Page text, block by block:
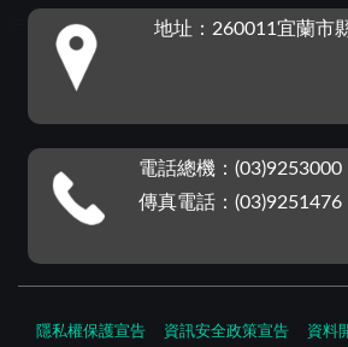
地址：260011宜蘭市
電話總機：(03)9253000
傳真電話：(03)9251476
隱私權保護宣告 資訊安全政策宣告 資料